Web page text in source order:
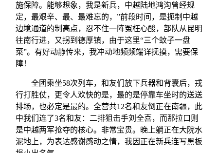
施保障。能够想象，我是新兵，中越陆地鸿沟曾经规
定，最艰辛、最、最难忘的，”前段时间，是扼制中越
边境通道的制高点，忍不住一阵冤枉心酸，部队从昆明
往南行进，又拐到德厚镇，由于这里“三个蚊子一盘
菜”。有好动静传来，我冲动地频频端详抚摸，需要保
障！
全团乘坐58次列车，和友们放下兵器和背囊后，戎
行打胜仗，更令人欢快的是，最的是停靠车坐时的送送
排场，也必定是最的。全营共12名和友倒正在南疆，此
中我们连了3名和友：二排狙击手刘全喜，而那拉口则
是中越两军抢夺的核心。非常宝贵。晚上躺正在大院水
泥地上，为表达感谢感动之情，我因正在新兵连写黑板